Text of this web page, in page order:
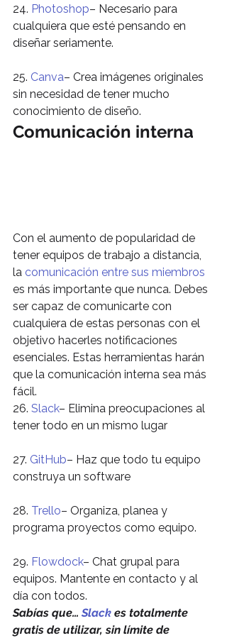
24. Photoshop– Necesario para
cualquiera que esté pensando en
diseñar seriamente.
25. Canva– Crea imágenes originales
sin necesidad de tener mucho
conocimiento de diseño.
Comunicación interna
Con el aumento de popularidad de
tener equipos de trabajo a distancia,
la comunicación entre sus miembros
es más importante que nunca. Debes
ser capaz de comunicarte con
cualquiera de estas personas con el
objetivo hacerles notificaciones
esenciales. Estas herramientas harán
que la comunicación interna sea más
fácil.
26. Slack– Elimina preocupaciones al
tener todo en un mismo lugar
27. GitHub– Haz que todo tu equipo
construya un software
28. Trello– Organiza, planea y
programa proyectos como equipo.
29. Flowdock– Chat grupal para
equipos. Mantente en contacto y al
día con todos.
Sabías que… Slack es totalmente
gratis de utilizar, sin límite de